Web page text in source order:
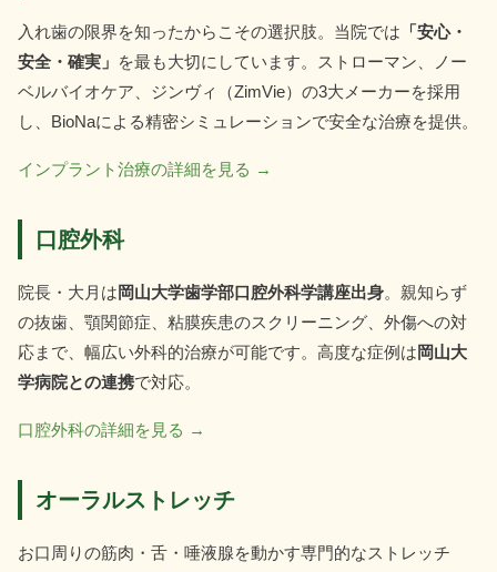
入れ歯の限界を知ったからこその選択肢。当院では 「安心・
安全・確実」 を最も大切にしています。ストローマン、ノー
ベルバイオケア、ジンヴィ（ZimVie）の3大メーカーを採用
し、BioNaによる精密シミュレーションで安全な治療を提供。
インプラント治療の詳細を見る →
口腔外科
院長・大月は岡山大学歯学部口腔外科学講座出身。親知らず
の抜歯、顎関節症、粘膜疾患のスクリーニング、外傷への対
応まで、幅広い外科的治療が可能です。高度な症例は岡山大
学病院との連携で対応。
口腔外科の詳細を見る →
オーラルストレッチ
お口周りの筋肉・舌・唾液腺を動かす専門的なストレッチ